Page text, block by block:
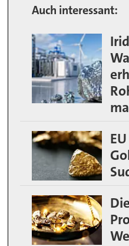
Auch interessant: